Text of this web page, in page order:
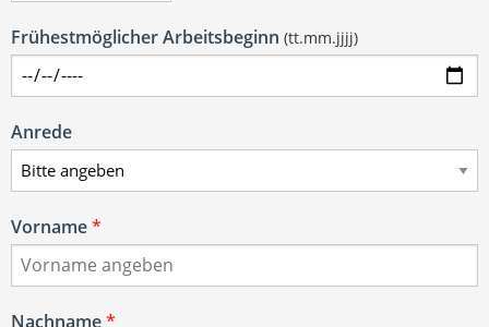
Frühestmöglicher Arbeitsbeginn (tt.mm.jjjj)
Anrede
Vorname*
Nachname*